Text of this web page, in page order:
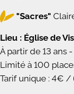
"Sacres"
Lieu : Église de
À partir de 13 ans -
Limité à 100
Tarif unique : 4€ /